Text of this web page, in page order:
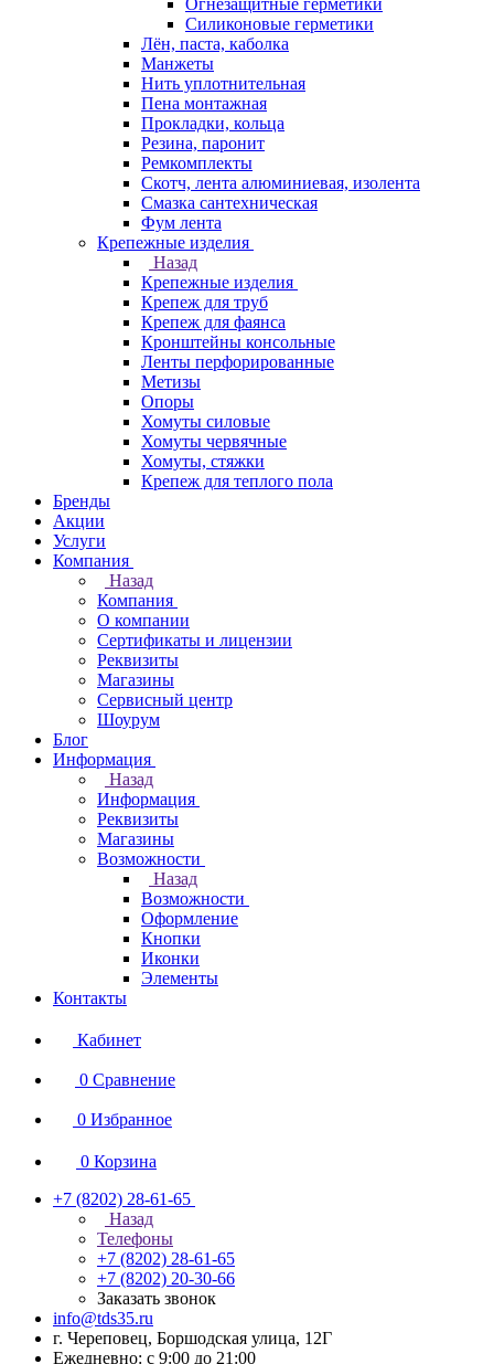
Огнезащитные герметики
Силиконовые герметики
Лён, паста, каболка
Манжеты
Нить уплотнительная
Пена монтажная
Прокладки, кольца
Резина, паронит
Ремкомплекты
Скотч, лента алюминиевая, изолента
Смазка сантехническая
Фум лента
Крепежные изделия
Назад
Крепежные изделия
Крепеж для труб
Крепеж для фаянса
Кронштейны консольные
Ленты перфорированные
Метизы
Опоры
Хомуты силовые
Хомуты червячные
Хомуты, стяжки
Крепеж для теплого пола
Бренды
Акции
Услуги
Компания
Назад
Компания
О компании
Сертификаты и лицензии
Реквизиты
Магазины
Сервисный центр
Шоурум
Блог
Информация
Назад
Информация
Реквизиты
Магазины
Возможности
Назад
Возможности
Оформление
Кнопки
Иконки
Элементы
Контакты
Кабинет
0 Сравнение
0 Избранное
0 Корзина
+7 (8202) 28‑61-65
Назад
Телефоны
+7 (8202) 28‑61-65
+7 (8202) 20‑30-66
Заказать звонок
info@tds35.ru
г. Череповец, Боршодская улица, 12Г
Ежедневно: с 9:00 до 21:00